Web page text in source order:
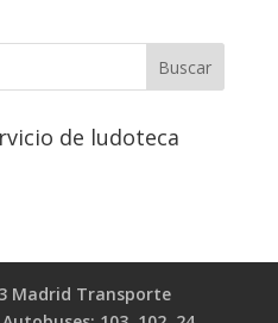
de ludoteca
Madrid Transporte